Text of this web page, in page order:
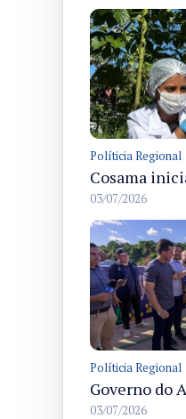
Políticia Regional
03/07/2026
Políticia Regional
03/07/2026